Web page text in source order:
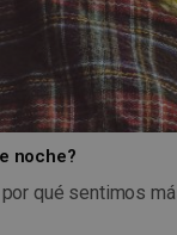
noche?
qué sentimos